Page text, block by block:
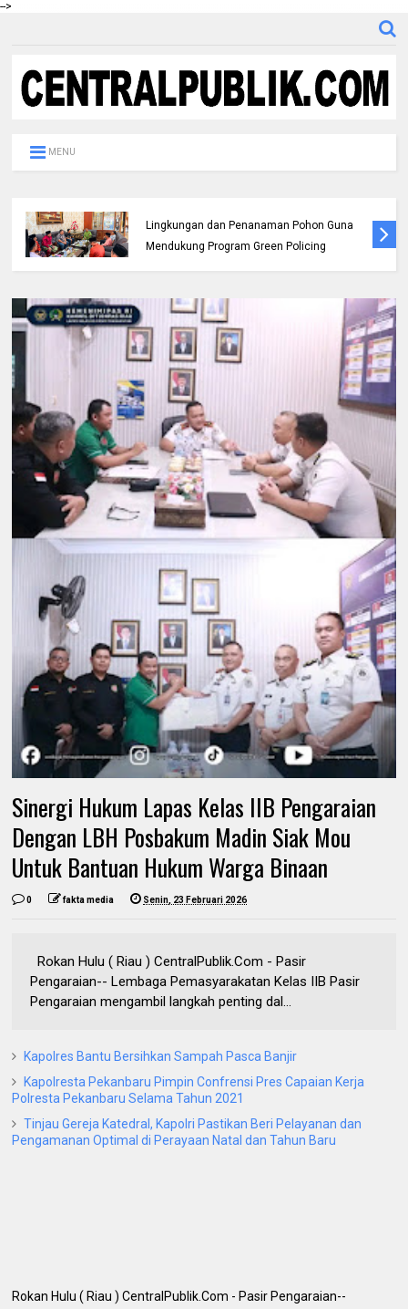
-->
MENU
Lingkungan dan Penanaman Pohon Guna
Mendukung Program Green Policing
Sinergi Hukum Lapas Kelas IIB Pengaraian
Dengan LBH Posbakum Madin Siak Mou
Untuk Bantuan Hukum Warga Binaan
0 fakta media Senin, 23 Februari 2026
Rokan Hulu ( Riau ) CentralPublik.Com - Pasir
Pengaraian-- Lembaga Pemasyarakatan Kelas IIB Pasir
Pengaraian mengambil langkah penting dal...
Kapolres Bantu Bersihkan Sampah Pasca Banjir
Kapolresta Pekanbaru Pimpin Confrensi Pres Capaian Kerja
Polresta Pekanbaru Selama Tahun 2021
Tinjau Gereja Katedral, Kapolri Pastikan Beri Pelayanan dan
Pengamanan Optimal di Perayaan Natal dan Tahun Baru
Rokan Hulu ( Riau ) CentralPublik.Com - Pasir Pengaraian--